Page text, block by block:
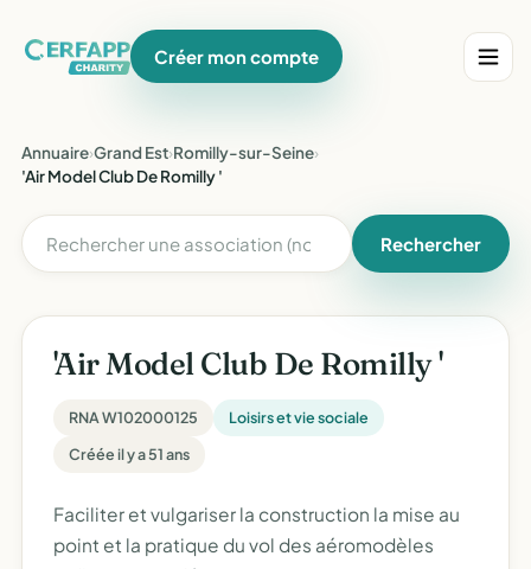
Créer mon compte
Annuaire›Grand Est›Romilly-sur-Seine›
'Air Model Club De Romilly '
Rechercher
'Air Model Club De Romilly '
RNA W102000125
Loisirs et vie sociale
Créée il y a 51 ans
Faciliter et vulgariser la construction la mise au
point et la pratique du vol des aéromodèles